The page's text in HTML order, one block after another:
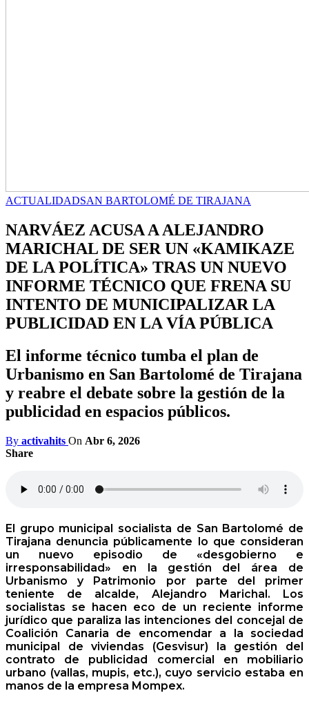
ACTUALIDADSAN BARTOLOMÉ DE TIRAJANA
NARVÁEZ ACUSA A ALEJANDRO
MARICHAL DE SER UN «KAMIKAZE
DE LA POLÍTICA» TRAS UN NUEVO
INFORME TÉCNICO QUE FRENA SU
INTENTO DE MUNICIPALIZAR LA
PUBLICIDAD EN LA VÍA PÚBLICA
El informe técnico tumba el plan de
Urbanismo en San Bartolomé de Tirajana
y reabre el debate sobre la gestión de la
publicidad en espacios públicos.
By activahits On Abr 6, 2026
Share
El grupo municipal socialista de San Bartolomé de
Tirajana denuncia públicamente lo que consideran
un nuevo episodio de «desgobierno e
irresponsabilidad» en la gestión del área de
Urbanismo y Patrimonio por parte del primer
teniente de alcalde, Alejandro Marichal. Los
socialistas se hacen eco de un reciente informe
jurídico que paraliza las intenciones del concejal de
Coalición Canaria de encomendar a la sociedad
municipal de viviendas (Gesvisur) la gestión del
contrato de publicidad comercial en mobiliario
urbano (vallas, mupis, etc.), cuyo servicio estaba en
manos de la empresa Mompex.